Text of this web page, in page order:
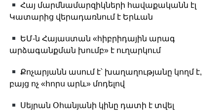
Հայ մարմնամարզիկների հավաքականն էլ
Կատարից վերադառնում է Երևան
ԵՄ-ն Հայաստան «հիբրիդային արագ
արձագանքման խումբ» է ուղարկում
Քոչարյանն ասում է՝ խաղաղությանը կողմ է,
բայց ոչ «հորս արև» մոդելով
Սեյրան Օհանյանի կինը դատի է տվել